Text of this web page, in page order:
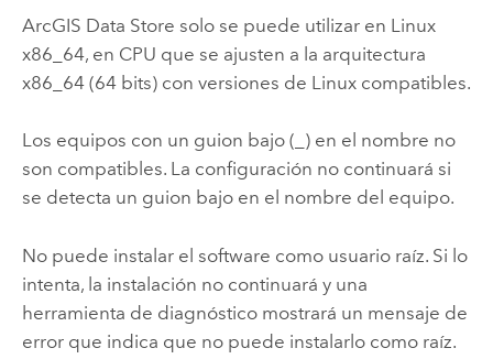
ArcGIS Data Store solo se puede utilizar en Linux
x86_64, en CPU que se ajusten a la arquitectura
x86_64 (64 bits) con versiones de Linuxcompatibles.
Los equipos con un guion bajo (_) en el nombre no
son compatibles. La configuración no continuará si
se detecta un guion bajo en el nombre del equipo.
No puede instalar el software como usuario raíz. Si lo
intenta, la instalación no continuará y una
herramienta de diagnóstico mostrará un mensaje de
error que indica que no puede instalarlo como raíz.